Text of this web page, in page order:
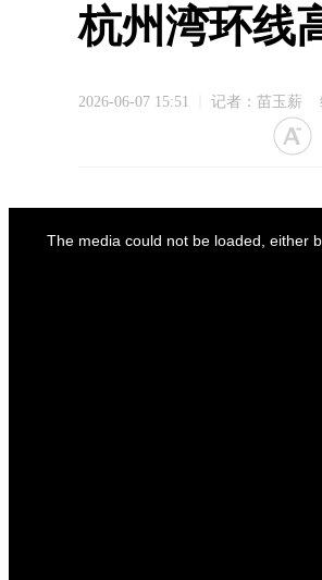
杭州湾环线
2026-06-07 15:51 记者：苗玉薪
The media could not be loaded, either